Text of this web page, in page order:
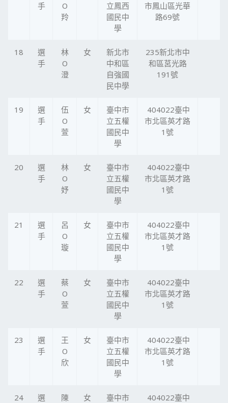
手
O
羚
立鳳西
國民中
學
市鳳山區光華
路69號
18
選
手
林
O
澄
女
新北市
中和區
自強國
民中學
235新北市中
和區莒光路
191號
19
選
手
伍
O
萱
女
臺中市
立五權
國民中
學
404022臺中
市北區英才路
1號
20
選
手
林
O
妤
女
臺中市
立五權
國民中
學
404022臺中
市北區英才路
1號
21
選
手
呂
O
璇
女
臺中市
立五權
國民中
學
404022臺中
市北區英才路
1號
22
選
手
蔡
O
萱
女
臺中市
立五權
國民中
學
404022臺中
市北區英才路
1號
23
選
手
王
O
欣
女
臺中市
立五權
國民中
學
404022臺中
市北區英才路
1號
24
選
陳
女
臺中市
404022臺中